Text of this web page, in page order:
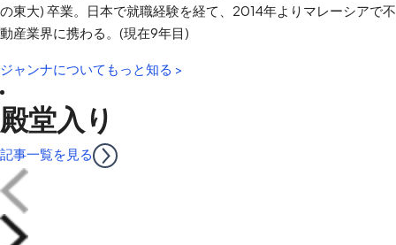
の東大) 卒業。日本で就職経験を経て、2014年よりマレーシアで不
動産業界に携わる。(現在9年目)
ジャンナについてもっと知る >
殿堂入り
記事一覧を見る